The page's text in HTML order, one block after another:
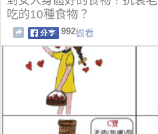
吃的10種食物？
992觀看